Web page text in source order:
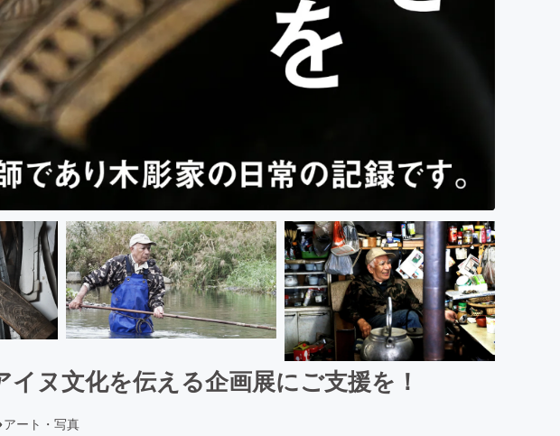
ヌ文化を伝える企画展にご支援を！
アート・写真